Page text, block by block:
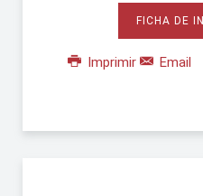
FICHA DE
Imprimir Email